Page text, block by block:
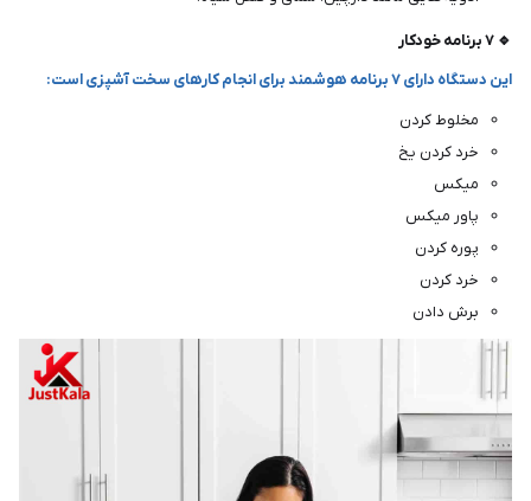
🔹 ۷ برنامه خودکار
این دستگاه دارای ۷ برنامه هوشمند برای انجام کارهای سخت آشپزی است:
مخلوط کردن
خرد کردن یخ
میکس
پاور میکس
پوره کردن
خرد کردن
برش دادن